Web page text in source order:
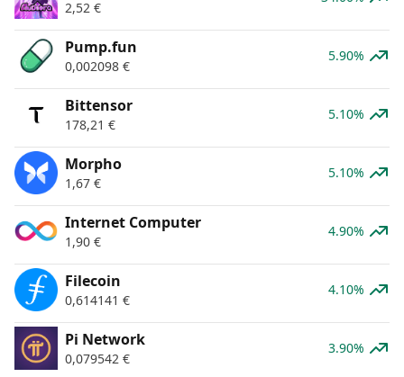
2,52 €
Pump.fun
0,002098 €
5.90%
Bittensor
178,21 €
5.10%
Morpho
1,67 €
5.10%
Internet Computer
1,90 €
4.90%
Filecoin
0,614141 €
4.10%
Pi Network
0,079542 €
3.90%